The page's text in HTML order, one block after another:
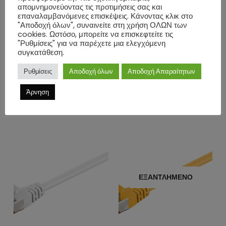
-Μήκος: 1m
-Χρώμα: Λευκό
ΕΠΙΠΛΈΟΝ ΠΛΗΡΟΦΟΡΊΕΣ
ΑΞΙΟΛΟΓΉΣΕΙΣ (0)
ΣΧΕΤΙΚΆ ΠΡΟΪΌΝΤΑ
απομνημονεύοντας τις προτιμήσεις σας και
επαναλαμβανόμενες επισκέψεις. Κάνοντας κλικ στο
"Αποδοχή όλων", συναινείτε στη χρήση ΟΛΩΝ των
cookies. Ωστόσο, μπορείτε να επισκεφτείτε τις
"Ρυθμίσεις" για να παρέχετε μια ελεγχόμενη
συγκατάθεση.
Ρυθμίσεις Αποδοχή όλων Αποδοχή Απαραίτητων
Άρνηση